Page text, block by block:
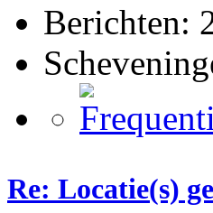
Berichten:
Re: Locatie(s)